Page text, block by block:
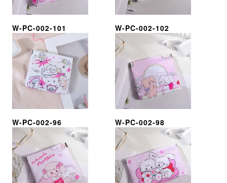
W-PC-002-101 W-PC-002-102
W-PC-002-96 W-PC-002-98